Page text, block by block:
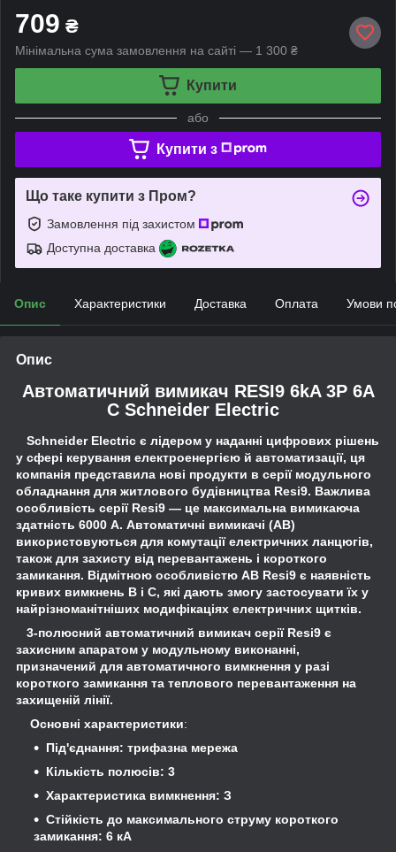
709 ₴
Мінімальна сума замовлення на сайті — 1 300 ₴
Купити
або
Купити з
Що таке купити з Пром?
Замовлення під захистом
Доступна доставка
Опис Характеристики Доставка Оплата Умови
Опис
Автоматичний вимикач RESI9 6kA 3P 6A
C Schneider Electric
Schneider Electric є лідером у наданні цифрових рішень
у сфері керування електроенергією й автоматизації, ця
компанія представила нові продукти в серії модульного
обладнання для житлового будівництва Resi9. Важлива
особливість серії Resi9 — це максимальна вимикаюча
здатність 6000 А. Автоматичні вимикачі (АВ)
використовуються для комутації електричних ланцюгів,
також для захисту від перевантажень і короткого
замикання. Відмітною особливістю АВ Resi9 є наявність
кривих вимкнень B і C, які дають змогу застосувати їх у
найрізноманітніших модифікаціях електричних щитків.
3-полюсний автоматичний вимикач серії Resi9 є
захисним апаратом у модульному виконанні,
призначений для автоматичного вимкнення у разі
короткого замикання та теплового перевантаження на
захищеній лінії.
Основні характеристики:
Під'єднання: трифазна мережа
Кількість полюсів: 3
Характеристика вимкнення: З
Стійкість до максимального струму короткого
замикання: 6 кА